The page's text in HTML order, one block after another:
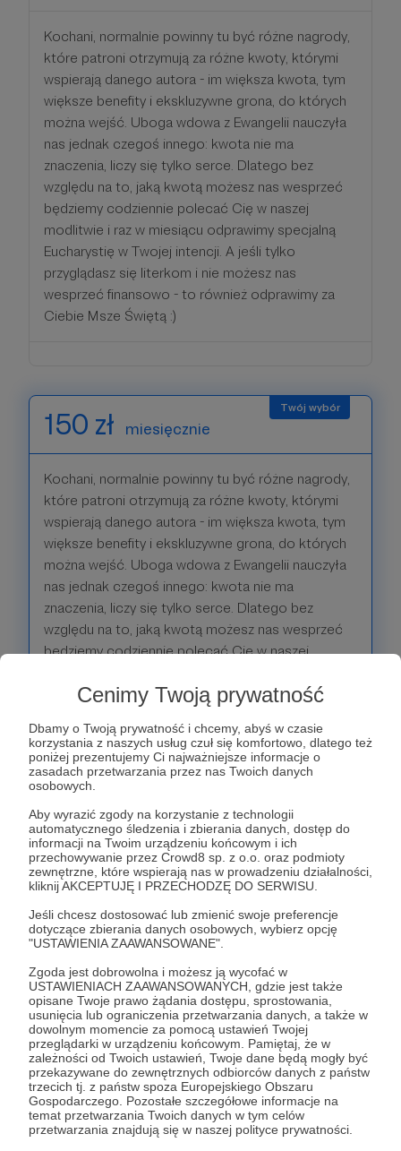
Cenimy Twoją prywatność
Dbamy o Twoją prywatność i chcemy, abyś w czasie
korzystania z naszych usług czuł się komfortowo, dlatego też
poniżej prezentujemy Ci najważniejsze informacje o
zasadach przetwarzania przez nas Twoich danych
osobowych.
Aby wyrazić zgody na korzystanie z technologii
automatycznego śledzenia i zbierania danych, dostęp do
informacji na Twoim urządzeniu końcowym i ich
przechowywanie przez Crowd8 sp. z o.o. oraz podmioty
zewnętrzne, które wspierają nas w prowadzeniu działalności,
kliknij AKCEPTUJĘ I PRZECHODZĘ DO SERWISU.
Jeśli chcesz dostosować lub zmienić swoje preferencje
dotyczące zbierania danych osobowych, wybierz opcję
"USTAWIENIA ZAAWANSOWANE".
Zgoda jest dobrowolna i możesz ją wycofać w
USTAWIENIACH ZAAWANSOWANYCH, gdzie jest także
opisane Twoje prawo żądania dostępu, sprostowania,
usunięcia lub ograniczenia przetwarzania danych, a także w
dowolnym momencie za pomocą ustawień Twojej
przeglądarki w urządzeniu końcowym. Pamiętaj, że w
zależności od Twoich ustawień, Twoje dane będą mogły być
przekazywane do zewnętrznych odbiorców danych z państw
trzecich tj. z państw spoza Europejskiego Obszaru
Gospodarczego. Pozostałe szczegółowe informacje na
temat przetwarzania Twoich danych w tym celów
przetwarzania znajdują się w naszej polityce prywatności.
Kochani, normalnie powinny tu być różne nagrody,
które patroni otrzymują za różne kwoty, którymi
wspierają danego autora - im większa kwota, tym
większe benefity i ekskluzywne grona, do których
można wejść. Uboga wdowa z Ewangelii nauczyła
nas jednak czegoś innego: kwota nie ma
znaczenia, liczy się tylko serce. Dlatego bez
względu na to, jaką kwotą możesz nas wesprzeć
będziemy codziennie polecać Cię w naszej
modlitwie i raz w miesiącu odprawimy specjalną
Eucharystię w Twojej intencji. A jeśli tylko
przyglądasz się literkom i nie możesz nas
wesprzeć finansowo - to również odprawimy za
Ciebie Msze Świętą :)
150 zł miesięcznie
Kochani, normalnie powinny tu być różne nagrody,
które patroni otrzymują za różne kwoty, którymi
wspierają danego autora - im większa kwota, tym
większe benefity i ekskluzywne grona, do których
można wejść. Uboga wdowa z Ewangelii nauczyła
nas jednak czegoś innego: kwota nie ma
znaczenia, liczy się tylko serce. Dlatego bez
względu na to, jaką kwotą możesz nas wesprzeć
będziemy codziennie polecać Cię w naszej
Eucharystię w Twojej intencji. A jeśli tylko
wesprzeć finansowo - to również odprawimy za
Ciebie Msze Świętą :)
200 zł miesięcznie
Kochani, normalnie powinny tu być różne nagrody,
które patroni otrzymują za różne kwoty, którymi
wspierają danego autora - im większa kwota, tym
większe benefity i ekskluzywne grona, do których
można wejść. Uboga wdowa z Ewangelii nauczyła
nas jednak czegoś innego: kwota nie ma
znaczenia, liczy się tylko serce. Dlatego bez
względu na to, jaką kwotą możesz nas wesprzeć
będziemy codziennie polecać Cię w naszej
modlitwie i raz w miesiącu odprawimy specjalną
Eucharystię w Twojej intencji. A jeśli tylko